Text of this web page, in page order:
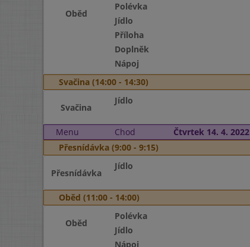
Oběd
Polévka
Jídlo
Příloha
Doplněk
Nápoj
Svačina (14:00 - 14:30)
Svačina
Jídlo
Menu Chod Čtvrtek 14. 4. 2022
Přesnídávka (9:00 - 9:15)
Přesnídávka
Jídlo
Oběd (11:00 - 14:00)
Oběd
Polévka
Jídlo
Nápoj